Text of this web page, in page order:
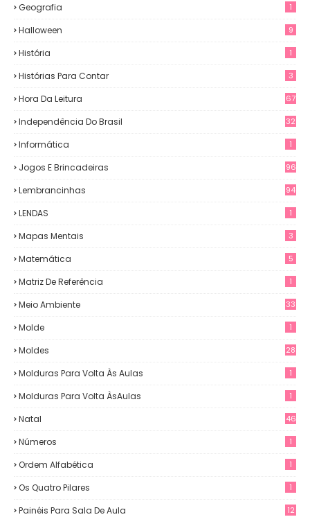
Geografia 1
Halloween 9
História 1
Histórias Para Contar 3
Hora Da Leitura 67
Independência Do Brasil 32
Informática 1
Jogos E Brincadeiras 96
Lembrancinhas 94
LENDAS 1
Mapas Mentais 3
Matemática 5
Matriz De Referência 1
Meio Ambiente 33
Molde 1
Moldes 28
Molduras Para Volta Às Aulas 1
Molduras Para Volta ÀsAulas 1
Natal 46
Números 1
Ordem Alfabética 1
Os Quatro Pilares 1
Painéis Para Sala De Aula
12